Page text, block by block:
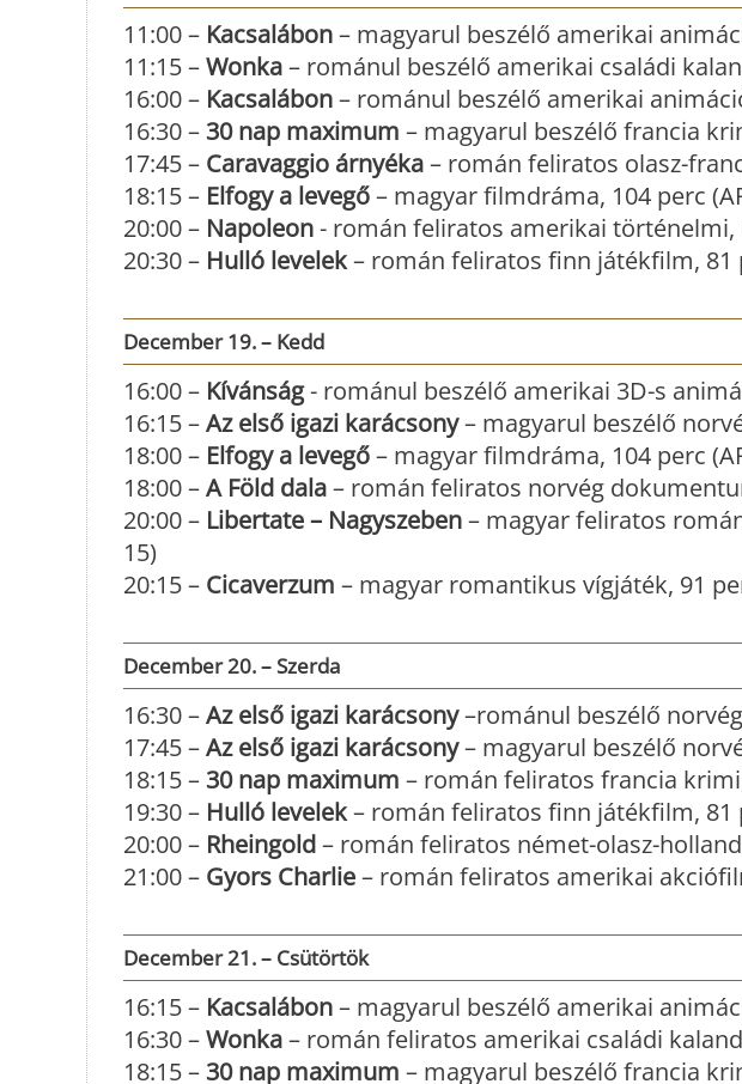
11:00 – Kacsalábon– magyarul beszélő amerikai
11:15 –Wonka– románul beszélő amerikai családi
16:00 – Kacsalábon– románul beszélő amerikai
16:30 – 30 nap maximum – magyarul beszélő francia
17:45 – Caravaggio árnyéka– román feliratos olasz-
18:15 – Elfogy a levegő– magyar filmdráma, 104 perc
20:00 – Napoleon- román feliratos amerikai
20:30 – Hulló levelek– román feliratos finn játékfilm, 81
December 19. – Kedd
16:00 – Kívánság- románul beszélő amerikai 3D-s
16:15 –Az első igazi karácsony– magyarul beszélő
18:00 – Elfogy a levegő– magyar filmdráma, 104 perc
18:00 –A Föld dala– román feliratos norvég
20:00 – Libertate – Nagyszeben– magyar feliratos
15)
20:15 – Cicaverzum – magyar romantikus vígjáték, 91
December 20. – Szerda
16:30 –Az első igazi karácsony–románul beszélő
17:45 –Az első igazi karácsony– magyarul beszélő
18:15 – 30 nap maximum – román feliratos francia
19:30 – Hulló levelek– román feliratos finn játékfilm, 81
20:00 – Rheingold– román feliratos német-olasz-
21:00 – Gyors Charlie– román feliratos amerikai
December 21. – Csütörtök
16:15 – Kacsalábon– magyarul beszélő amerikai
16:30 –Wonka– román feliratos amerikai családi
18:15 – 30 nap maximum – magyarul beszélő francia